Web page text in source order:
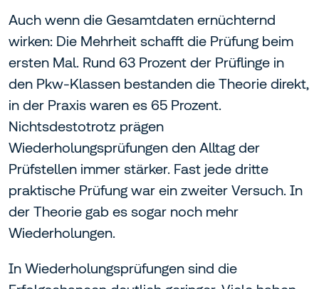
Auch wenn die Gesamtdaten ernüchternd
wirken: Die Mehrheit schafft die Prüfung beim
ersten Mal. Rund 63 Prozent der Prüflinge in
den Pkw-Klassen bestanden die Theorie direkt,
in der Praxis waren es 65 Prozent.
Nichtsdestotrotz prägen
Wiederholungsprüfungen den Alltag der
Prüfstellen immer stärker. Fast jede dritte
praktische Prüfung war ein zweiter Versuch. In
der Theorie gab es sogar noch mehr
Wiederholungen.
In Wiederholungsprüfungen sind die